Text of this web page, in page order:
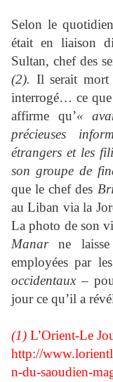
Selon le
était en liaison
Sultan, chef des
(2). Il serait mort
interrogé… ce
affirme qu’«
précieuses
étrangers et les
son groupe de
que le chef des
au Liban via la
La photo de son
Manarne laisse
employées par
occidentaux–
jour ce qu’il a
(1) L’Orient-Le
http://
n-du-saoudien-